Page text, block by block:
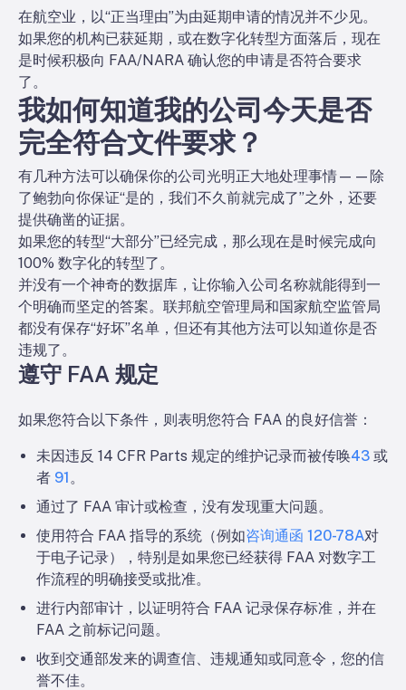
在航空业，以“正当理由”为由延期申请的情况并不少见。
如果您的机构已获延期，或在数字化转型方面落后，现在
是时候积极向 FAA/NARA 确认您的申请是否符合要求
了。
我如何知道我的公司今天是否
完全符合文件要求？
有几种方法可以确保你的公司光明正大地处理事情——除
了鲍勃向你保证“是的，我们不久前就完成了”之外，还要
提供确凿的证据。
如果您的转型“大部分”已经完成，那么现在是时候完成向
100% 数字化的转型了。
并没有一个神奇的数据库，让你输入公司名称就能得到一
个明确而坚定的答案。联邦航空管理局和国家航空监管局
都没有保存“好坏”名单，但还有其他方法可以知道你是否
违规了。
遵守 FAA 规定
如果您符合以下条件，则表明您符合 FAA 的良好信誉：
未因违反 14 CFR Parts 规定的维护记录而被传唤43 或
者 91。
通过了 FAA 审计或检查，没有发现重大问题。
使用符合 FAA 指导的系统（例如咨询通函 120-78A对
于电子记录），特别是如果您已经获得 FAA 对数字工
作流程的明确接受或批准。
进行内部审计，以证明符合 FAA 记录保存标准，并在
FAA 之前标记问题。
收到交通部发来的调查信、违规通知或同意令，您的信
誉不佳。